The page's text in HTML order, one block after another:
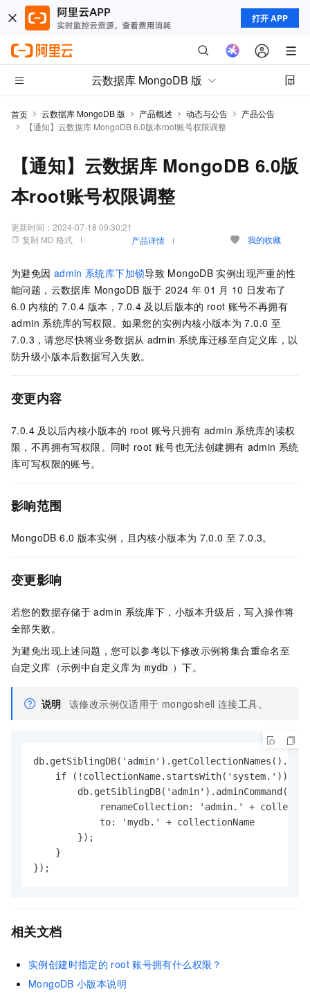
打开 APP
云数据库 MongoDB 版
首页 云数据库 MongoDB 版 产品概述 动态与公告
产品公告
【通知】云数据库 MongoDB 6.0版本root账号权限调整
【通知】云数据库 MongoDB 6.0版
本root账号权限调整
更新时间： 2024-07-18 09:30:21
复制 MD 格式
产品详情 我的收藏
为避免因 admin 系统库下加锁导致 MongoDB 实例出现严重的性
能问题， 云数据库 MongoDB 版于 2024 年 01 月 10 日发布了
6.0 内核的 7.0.4 版本，7.0.4 及以后版本的 root 账号不再拥有
admin 系统库的写权限。如果您的实例内核小版本为 7.0.0 至
7.0.3，请您尽快将业务数据从 admin 系统库迁移至自定义库，以
防升级小版本后数据写入失败。
变更内容
7.0.4 及以后内核小版本的 root 账号只拥有 admin 系统库的读权
限，不再拥有写权限。同时 root 账号也无法创建拥有 admin 系统
库可写权限的账号。
影响范围
MongoDB 6.0 版本实例，且内核小版本为 7.0.0 至 7.0.3。
变更影响
若您的数据存储于 admin 系统库下，小版本升级后，写入操作将
全部失败。
为避免出现上述问题，您可以参考以下修改示例将集合重命名至
自定义库（示例中自定义库为 mydb ）下。
说明 该修改示例仅适用于 mongoshell 连接工具。
    if (!collectionName.startsWith('system.')) {
        db.getSiblingDB('admin').adminCommand({
renameCollection: 'admin.' +
            to: 'mydb.' + collectionName
        });
    }
});
相关文档
实例创建时指定的 root 账号拥有什么权限？
MongoDB 小版本说明